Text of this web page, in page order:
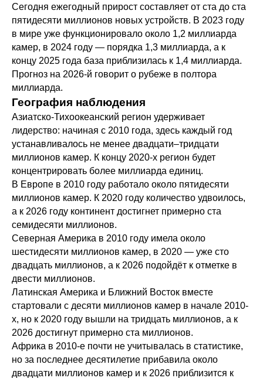
Сегодня ежегодный прирост составляет от ста до ста
пятидесяти миллионов новых устройств. В 2023 году
в мире уже функционировало около 1,2 миллиарда
камер, в 2024 году — порядка 1,3 миллиарда, а к
концу 2025 года база приблизилась к 1,4 миллиарда.
Прогноз на 2026-й говорит о рубеже в полтора
миллиарда.
География наблюдения
Азиатско-Тихоокеанский регион удерживает
лидерство: начиная с 2010 года, здесь каждый год
устанавливалось не менее двадцати–тридцати
миллионов камер. К концу 2020-х регион будет
концентрировать более миллиарда единиц.
В Европе в 2010 году работало около пятидесяти
миллионов камер. К 2020 году количество удвоилось,
а к 2026 году континент достигнет примерно ста
семидесяти миллионов.
Северная Америка в 2010 году имела около
шестидесяти миллионов камер, в 2020 — уже сто
двадцать миллионов, а к 2026 подойдёт к отметке в
двести миллионов.
Латинская Америка и Ближний Восток вместе
стартовали с десяти миллионов камер в начале 2010-
х, но к 2020 году вышли на тридцать миллионов, а к
2026 достигнут примерно ста миллионов.
Африка в 2010-е почти не учитывалась в статистике,
но за последнее десятилетие прибавила около
двадцати миллионов камер и к 2026 приблизится к